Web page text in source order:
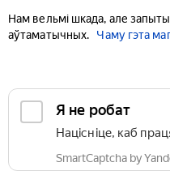
Нам вельмі шкада, але
аўтаматычных.
Чаму гэта
Я не робат
Націсніце, каб
SmartCaptcha by